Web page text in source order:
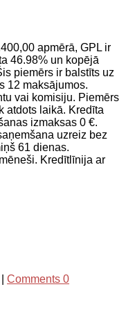
apmērā, GPL ir
46.98% un kopējā
piemērs ir balstīts uz
12 maksājumos.
vai komisiju. Piemērs
atdots laikā. Kredīta
izmaksas 0 €.
uzreiz bez
61 dienas.
Kredītlīnija ar
Comments 0